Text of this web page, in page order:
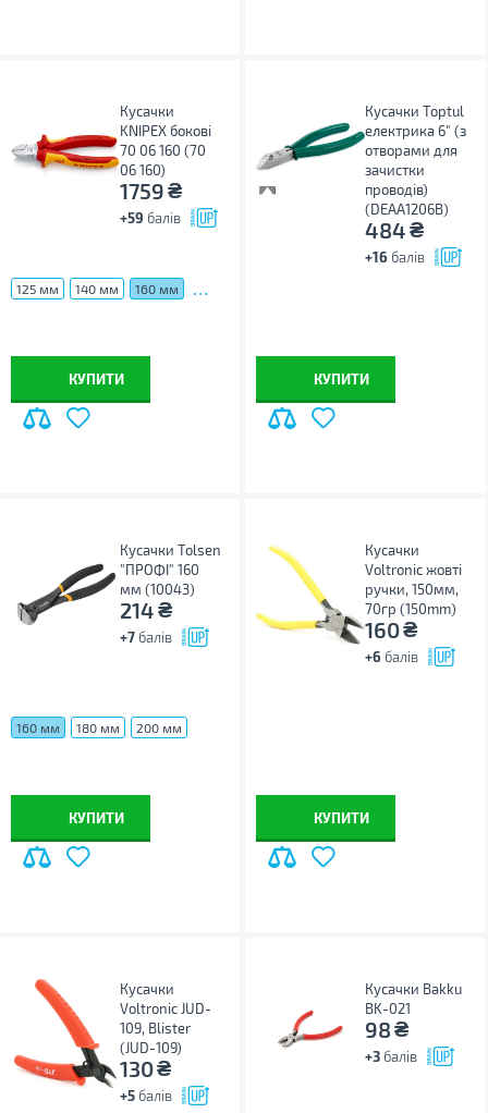
Кусачки
KNIPEX бокові
70 06 160 (70
06 160)
1759₴
+59 балів
125 мм 140 мм 160 мм ...
КУПИТИ
Кусачки Toptul
електрика 6" (з
отворами для
зачистки
проводів)
(DEAA1206B)
484₴
+16 балів
КУПИТИ
Кусачки Tolsen
"ПРОФІ" 160
мм (10043)
214₴
+7 балів
160 мм 180 мм 200 мм
КУПИТИ
Кусачки
Voltronic жовті
ручки, 150мм,
70гр (150mm)
160₴
+6 балів
КУПИТИ
Кусачки
Voltronic JUD-
109, Blister
(JUD-109)
130₴
+5 балів
Кусачки Bakku
BK-021
98₴
+3 балів